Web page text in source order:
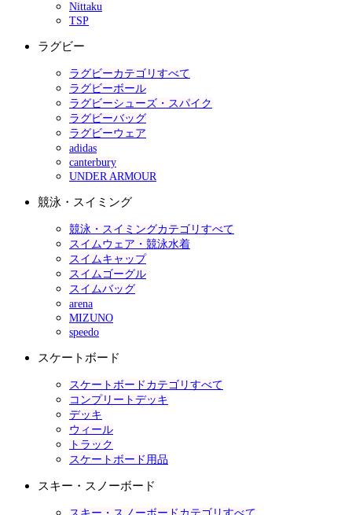
Nittaku
TSP
ラグビー
ラグビーカテゴリすべて
ラグビーボール
ラグビーシューズ・スパイク
ラグビーバッグ
ラグビーウェア
adidas
canterbury
UNDER ARMOUR
競泳・スイミング
競泳・スイミングカテゴリすべて
スイムウェア・競泳水着
スイムキャップ
スイムゴーグル
スイムバッグ
arena
MIZUNO
speedo
スケートボード
スケートボードカテゴリすべて
コンプリートデッキ
デッキ
ウィール
トラック
スケートボード用品
スキー・スノーボード